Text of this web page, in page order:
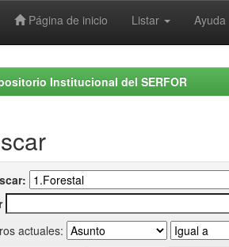
Página de inicio Listar Ayuda
Institucional del SERFOR
actuales: